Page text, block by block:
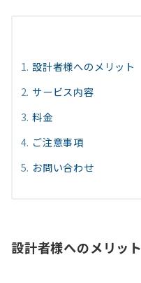
設計者様へのメリット
サービス内容
料金
ご注意事項
お問い合わせ
設計者様へのメリット